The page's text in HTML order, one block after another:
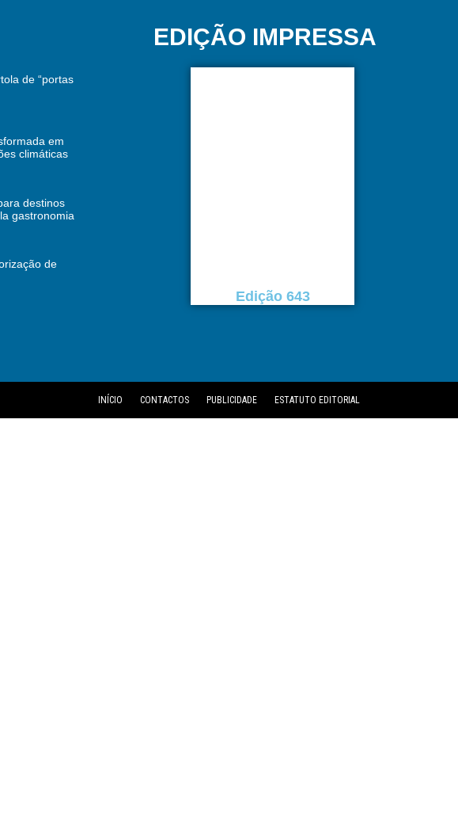
de “portas
em
climáticas
destinos
gastronomia
de
EDIÇÃO IMPRESSA
Edição 643
INÍCIO CONTACTOS PUBLICIDADE ESTATUTO EDITORIAL